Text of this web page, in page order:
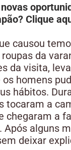
Clique
causou
da
da visita,
os homens
hábitos.
tocaram a
chegaram a
Após alguns
deixar